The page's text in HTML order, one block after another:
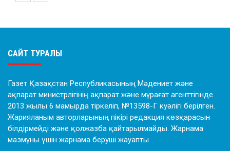
САЙТ ТУРАЛЫ
Газет Қазақстан Республикасының Мәдениет және
ақпарат министрлігінің ақпарат және мұрағат агенттігінде
2013 жылы 6 мамырда тіркеліп, №13598-Г куәлігі берілген.
Жарияланым авторларының пікірі редакция көзқарасын
білдірмейді және қолжазба қайтарылмайды. Жарнама
мазмұны үшін жарнама беруші жауапты.